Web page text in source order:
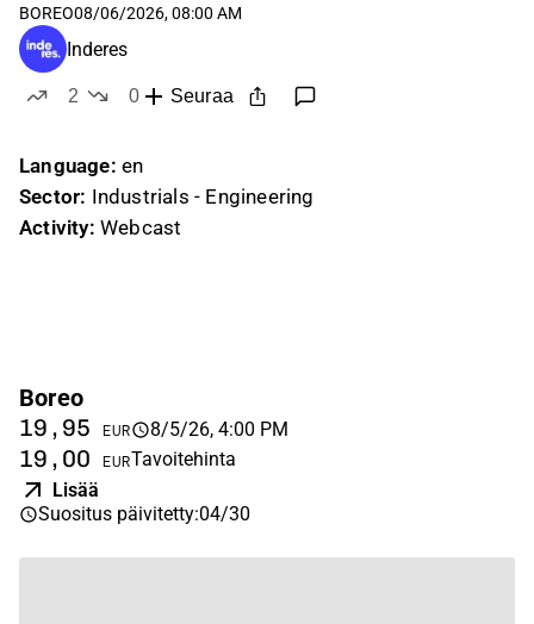
BOREO08/06/2026, 08:00 AM
Inderes
2
0
Seuraa
Language: en
Sector: Industrials - Engineering
Activity: Webcast
Boreo
19,95 EUR 8/5/26, 4:00 PM
19,00 EURTavoitehinta
Lisää
Suositus päivitetty:04/30